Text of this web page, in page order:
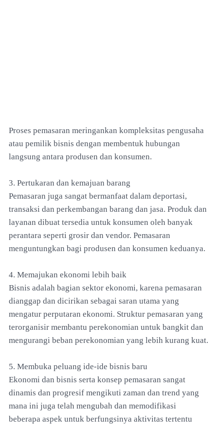
Proses pemasaran meringankan kompleksitas pengusaha
atau pemilik bisnis dengan membentuk hubungan
langsung antara produsen dan konsumen.
3. Pertukaran dan kemajuan barang
Pemasaran juga sangat bermanfaat dalam deportasi,
transaksi dan perkembangan barang dan jasa. Produk dan
layanan dibuat tersedia untuk konsumen oleh banyak
perantara seperti grosir dan vendor. Pemasaran
menguntungkan bagi produsen dan konsumen keduanya.
4. Memajukan ekonomi lebih baik
Bisnis adalah bagian sektor ekonomi, karena pemasaran
dianggap dan dicirikan sebagai saran utama yang
mengatur perputaran ekonomi. Struktur pemasaran yang
terorganisir membantu perekonomian untuk bangkit dan
mengurangi beban perekonomian yang lebih kurang kuat.
5. Membuka peluang ide-ide bisnis baru
Ekonomi dan bisnis serta konsep pemasaran sangat
dinamis dan progresif mengikuti zaman dan trend yang
mana ini juga telah mengubah dan memodifikasi
beberapa aspek untuk berfungsinya aktivitas tertentu